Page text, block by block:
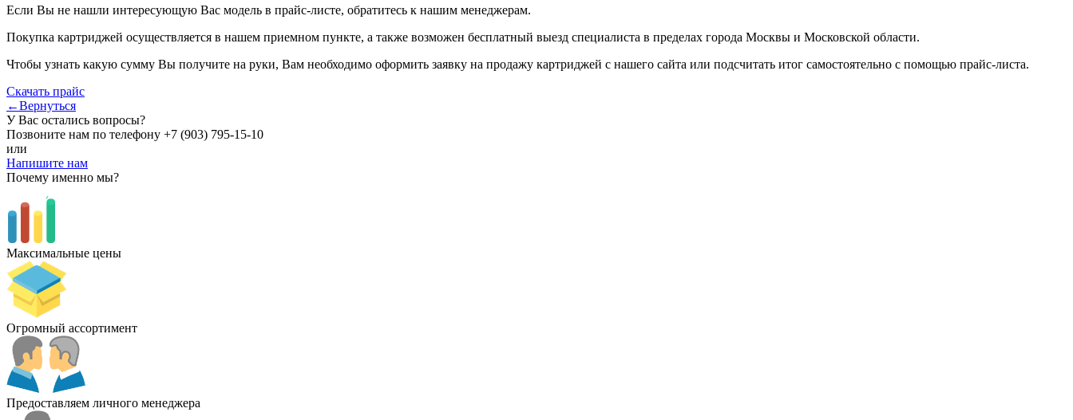
Если Вы не нашли интересующую Вас модель в прайс-листе, обратитесь к нашим менеджерам.
Покупка картриджей осуществляется в нашем приемном пункте, а также возможен бесплатный выезд специалиста в пределах города Москвы и Московской области.
Чтобы узнать какую сумму Вы получите на руки, Вам необходимо оформить заявку на продажу картриджей с нашего сайта или подсчитать итог самостоятельно с помощью прайс-листа.
Скачать прайс
←Вернуться
У Вас остались вопросы?
Позвоните нам по телефону +7 (903) 795-15-10
или
Напишите нам
Почему именно мы?
Максимальные цены
Огромный ассортимент
Предоставляем личного менеджера